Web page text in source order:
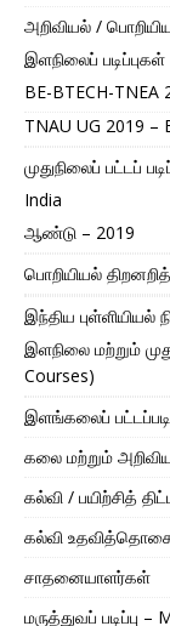
அறிவியல் /
இளநிலைப் படிப்புகள்
BE-BTECH-TNEA
TNAU UG 2019 –
முதுநிலைப் பட்டப்
India
ஆண்டு – 2019
பொறியியல்
இந்திய புள்ளியியல்
இளநிலை மற்றும்
Courses)
இளங்கலைப்
கலை மற்றும்
கல்வி / பயிற்சித்
கல்வி
சாதனையாளர்கள்
மருத்துவப் படிப்பு